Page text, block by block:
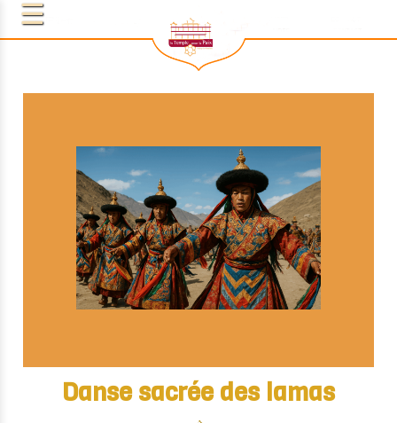
Danse sacrée des lamas